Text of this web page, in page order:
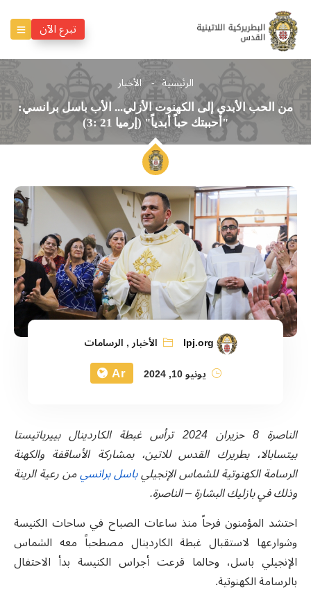
تبرع الآن
الرئيسية الأخبار
من الحب الأبدي إلى الكهنوت الأزلي... الأب باسل برانسي:
"أحببتك حباً أبدياً" (إرميا 21 :3)
lpj.org الأخبار, الرسامات
يونيو 10, 2024
Ar
الناصرة 8 حزيران 2024 ترأس غبطة الكاردينال بييرباتيستا
بيتسابالا، بطريرك القدس للاتين، بمشاركة الأساقفة والكهنة
الرسامة الكهنوتية للشماس الإنجيليباسل برانسيمن رعية الرينة
وذلك في بازليك البشارة – الناصرة.
احتشد المؤمنون فرحاً منذ ساعات الصباح في ساحات الكنيسة
وشوارعها لاستقبال غبطة الكاردينال مصطحباً معه الشماس
الإنجيلي باسل، وحالما قرعت أجراس الكنيسة بدأ الاحتفال
بالرسامة الكهنوتية.